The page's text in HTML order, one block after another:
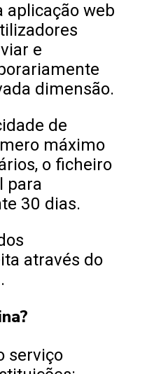
aplicação web
e
dimensão.
de
máximo
o ficheiro
para
30 dias.
através do
serviço